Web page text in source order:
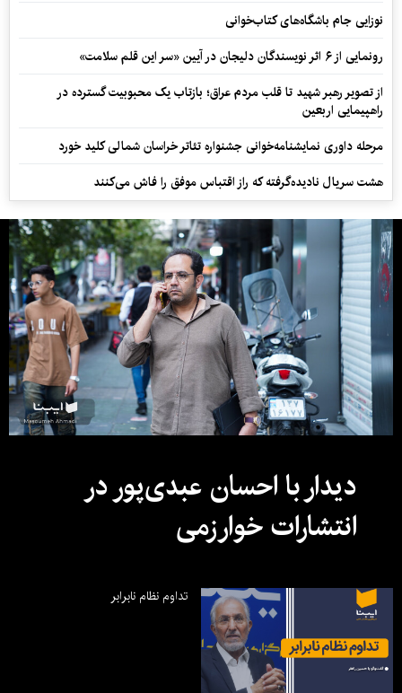
نوزایی جام باشگاه‌های کتاب‌خوانی
رونمایی از ۶ اثر نویسندگان دلیجان در آیین «سر این قلم سلامت»
از تصویر رهبر شهید تا قلب مردم عراق؛ بازتاب یک محبوبیت گسترده در
راهپیمایی اربعین
مرحله داوری نمایشنامه‌خوانی جشنواره تئاتر خراسان شمالی کلید خورد
هشت سریال نادیده‌گرفته که راز اقتباس موفق را فاش می‌کنند
دیدار با احسان عبدی‌پور در
انتشارات خوارزمی
تداوم نظام نابرابر